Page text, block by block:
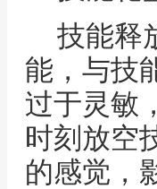
技能释
能，与技
过于灵敏
时刻放空
的感觉，